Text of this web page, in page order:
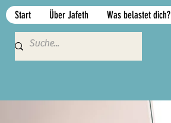
Start Über Jafeth Was belastet dich?